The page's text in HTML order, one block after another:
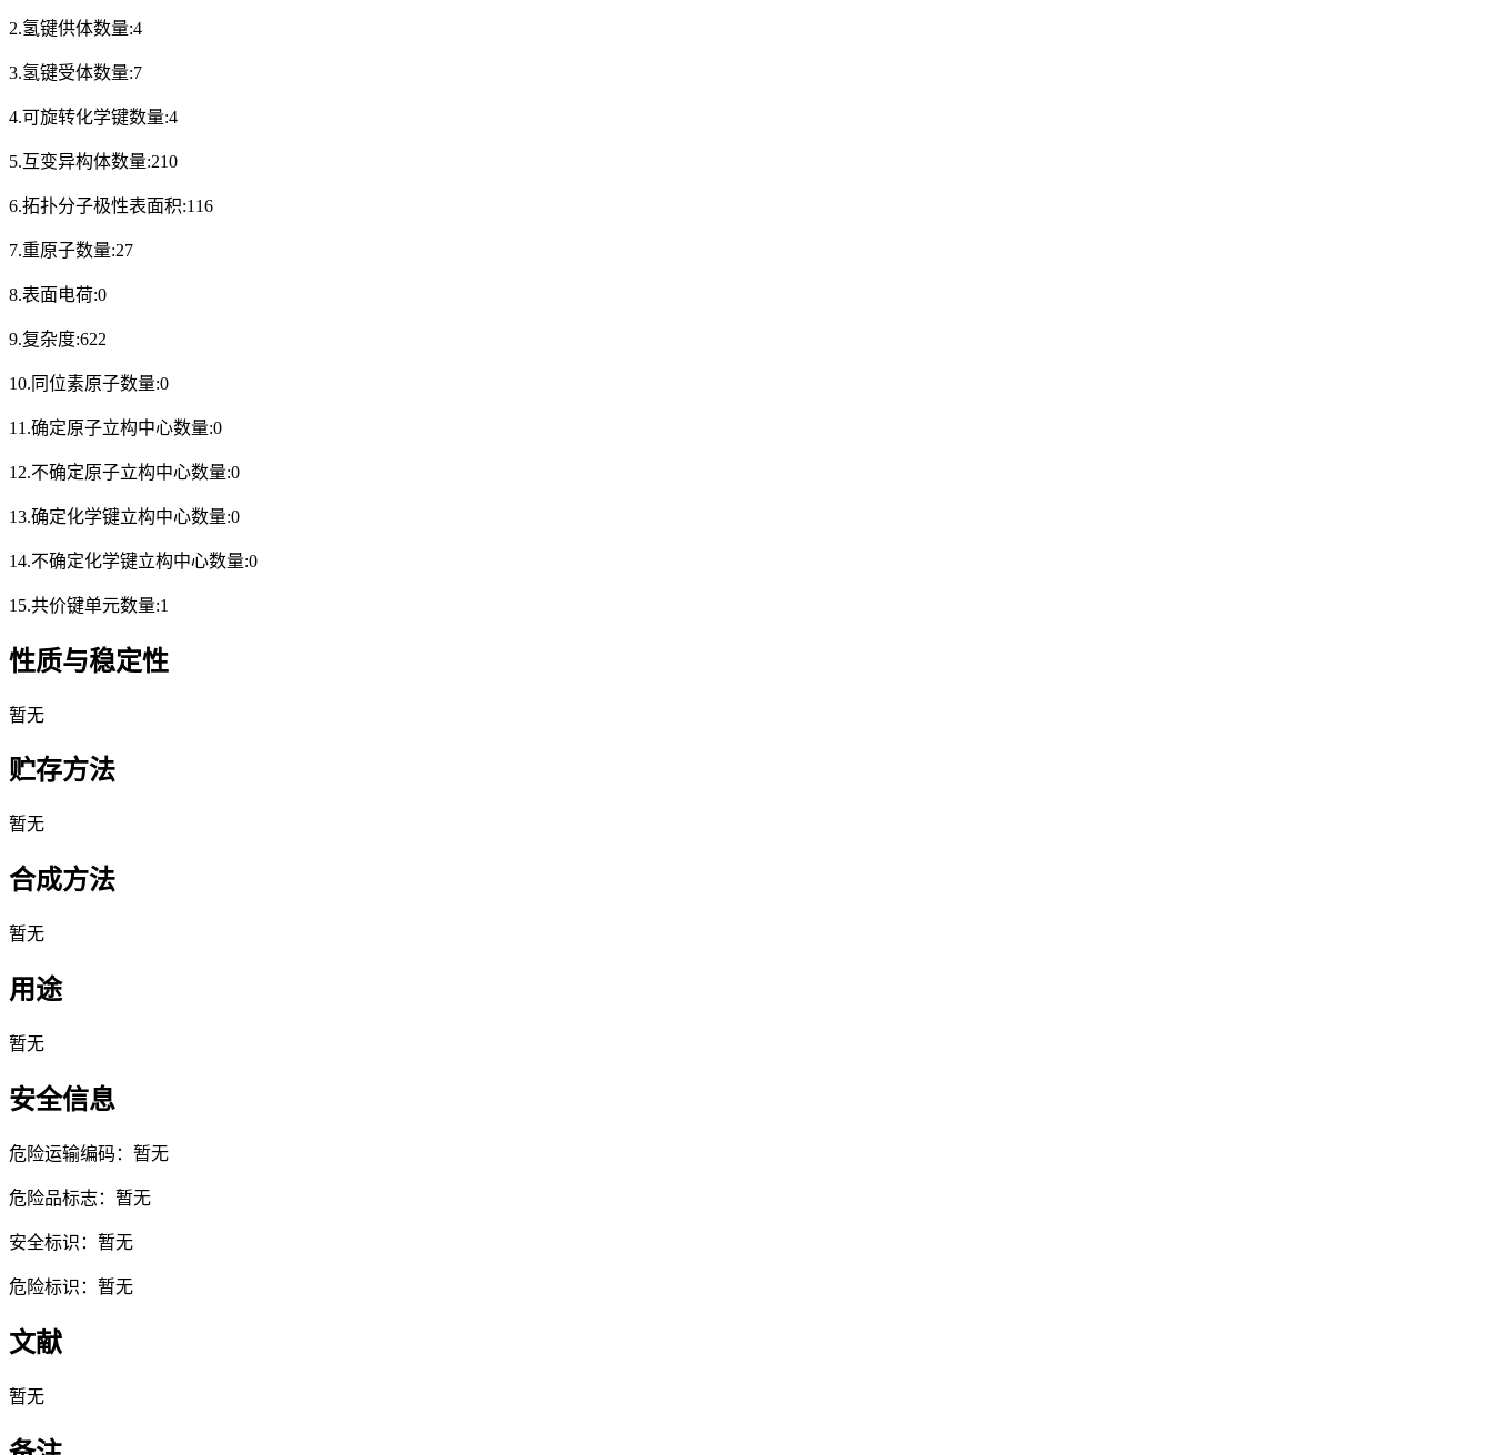
2.氢键供体数量:4
3.氢键受体数量:7
4.可旋转化学键数量:4
5.互变异构体数量:210
6.拓扑分子极性表面积:116
7.重原子数量:27
8.表面电荷:0
9.复杂度:622
10.同位素原子数量:0
11.确定原子立构中心数量:0
12.不确定原子立构中心数量:0
13.确定化学键立构中心数量:0
14.不确定化学键立构中心数量:0
15.共价键单元数量:1
性质与稳定性
暂无
贮存方法
暂无
合成方法
暂无
用途
暂无
安全信息
危险运输编码：暂无
危险品标志：暂无
安全标识：暂无
危险标识：暂无
文献
暂无